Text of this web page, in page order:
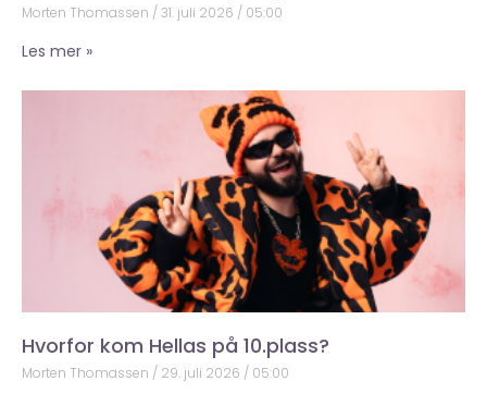
Morten Thomassen 31. juli 2026 05:00
Les mer »
Hvorfor kom Hellas på 10.plass?
Morten Thomassen 29. juli 2026 05:00